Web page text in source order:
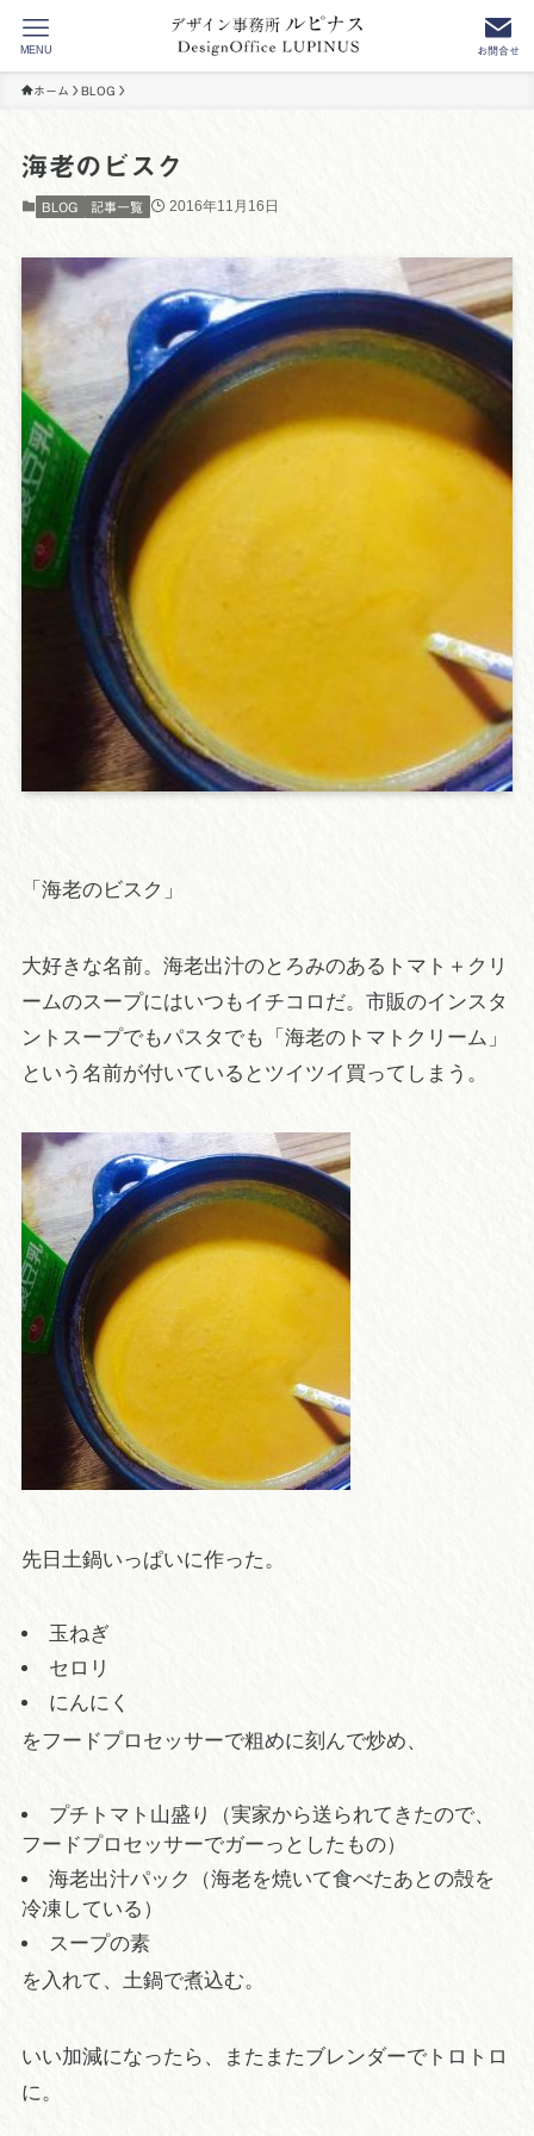
お問合せ
MENU
ホーム BLOG
海老のビスク
BLOG 記事一覧 2016年11月16日
「海老のビスク」
大好きな名前。海老出汁のとろみのあるトマト＋クリ
ームのスープにはいつもイチコロだ。市販のインスタ
ントスープでもパスタでも「海老のトマトクリーム」
という名前が付いているとツイツイ買ってしまう。
先日土鍋いっぱいに作った。
玉ねぎ
セロリ
にんにく
をフードプロセッサーで粗めに刻んで炒め、
プチトマト山盛り（実家から送られてきたので、
フードプロセッサーでガーっとしたもの）
海老出汁パック（海老を焼いて食べたあとの殻を
冷凍している）
スープの素
を入れて、土鍋で煮込む。
いい加減になったら、またまたブレンダーでトロトロ
に。